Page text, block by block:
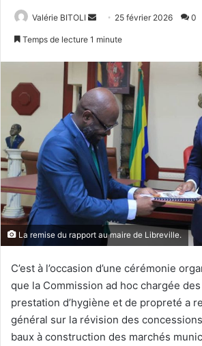
Valérie BITOLI
o
y
e
r
u
n
c
o
u
r
i
e
25 février 2026 0
Temps de lecture 1 minute
La remise du rapport au maire de Libreville.
C’est à l’occasion d’une cérémonie
que la Commission ad hoc chargée
prestation d’hygiène et de propreté a
général sur la révision des
baux à construction des marchés